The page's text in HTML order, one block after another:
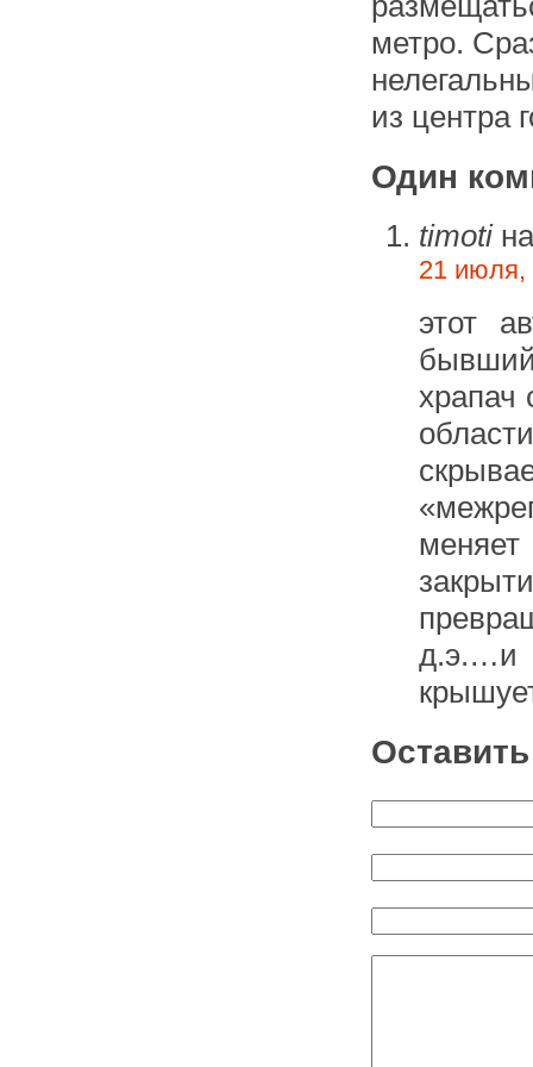
метро.
из центра
Один
timoti
21 июля,
этот
храпач
д.э.…и